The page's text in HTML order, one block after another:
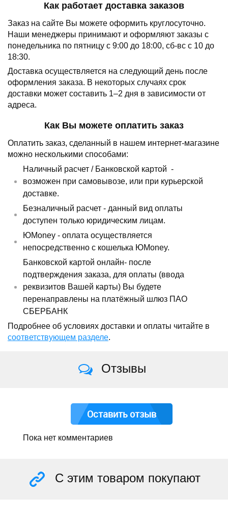
Как работает доставка заказов
Заказ на сайте Вы можете оформить круглосуточно.
Наши менеджеры принимают и оформляют заказы с
понедельника по пятницу с 9:00 до 18:00, сб-вс с 10 до
18:30.
Доставка осуществляется на следующий день после
оформления заказа. В некоторых случаях срок
доставки может составить 1–2 дня в зависимости от
адреса.
Как Вы можете оплатить заказ
Оплатить заказ, сделанный в нашем интернет-магазине
можно несколькими способами:
Наличный расчет / Банковской картой -
возможен при самовывозе, или при курьерской
доставке.
Безналичный расчет - данный вид оплаты
доступен только юридическим лицам.
ЮMoney - оплата осуществляется
непосредственно с кошелька ЮMoney.
Банковской картой онлайн- после
подтверждения заказа, для оплаты (ввода
реквизитов Вашей карты) Вы будете
перенаправлены на платёжный шлюз ПАО
СБЕРБАНК
Подробнее об условиях доставки и оплаты читайте в
соответствующем разделе.
Отзывы
Оставить отзыв
Пока нет комментариев
С этим товаром покупают